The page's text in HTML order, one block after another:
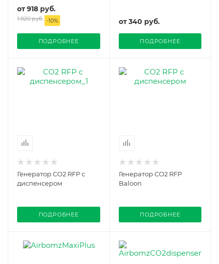
от918 руб.
1 020 руб. -10%
ПОДРОБНЕЕ
от340 руб.
ПОДРОБНЕЕ
Генератор CO2 RFP с
диспенсером
ПОДРОБНЕЕ
Генератор CO2 RFP
Baloon
ПОДРОБНЕЕ